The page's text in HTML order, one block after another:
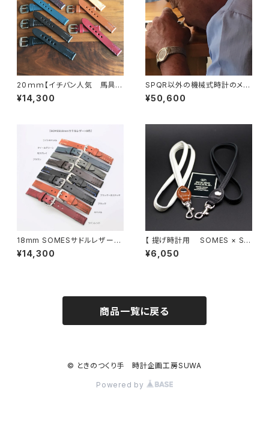
20ｍｍ【イチバン人気 馬具職
人手縫！４mm厚のブライドルレ
ザー×ドイツ有名馬具メーカー
¥14,300
SPQR以外の機械式時計のメン
テナンス（分解洗浄）作業終了後
にお手続きいただきます
¥50,600
18mm SOMESサドルレザーバ
ンド
¥14,300
【 提げ時計用 SOMES × SP
QR 別注 新作・高級革製ストラ
ップ ６５cm 】 グレージュ
¥6,050
商品一覧に戻る
© ときのつくり手 時計企画工房SUWA
Powered by